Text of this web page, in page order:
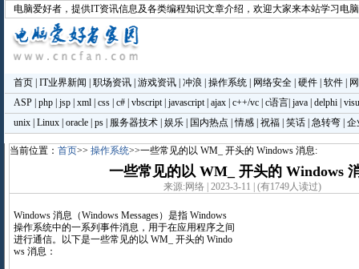
电脑爱好者 ，提供IT资讯信息及各类编程知识文章介绍，欢迎大家来本站学习电
首页| IT业界新闻 职场资讯| 游戏资讯| 冲浪 操作系统| 网络安全| 硬件| 软件|
ASP| php| jsp| xml| css| c#| vbscript| javascript| ajax| c++/vc| c语言| java| delphi|
unix| Linux| oracle| ps| 服务器技术| 娱乐| 国内热点 |情感| 祝福| 笑话| 急转弯| 企
当前位置： 首页>> 操作系统>>一些常见的以 WM_ 开头的 Windows 消息:
一些常见的以 WM_ 开头的 Windows
来源:网络 | 2023-3-11 | (有1749人读过)
Windows 消息（Windows Messages）是指 Windows
操作系统中的一系列事件消息，用于在应用程序之间
进行通信。以下是一些常见的以 WM_ 开头的 Windo
ws 消息：